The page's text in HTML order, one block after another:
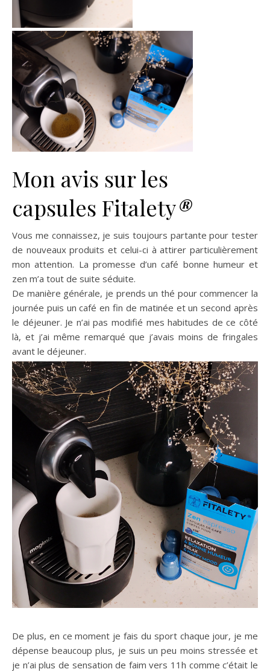
Mon avis sur les
capsules Fitalety®
Vous me connaissez, je suis toujours partante pour tester
de nouveaux produits et celui-ci à attirer particulièrement
mon attention. La promesse d’un café bonne humeur et
zen m’a tout de suite séduite.
De manière générale, je prends un thé pour commencer la
journée puis un café en fin de matinée et un second après
le déjeuner. Je n’ai pas modifié mes habitudes de ce côté
là, et j’ai même remarqué que j’avais moins de fringales
avant le déjeuner.
De plus, en ce moment je fais du sport chaque jour, je me
dépense beaucoup plus, je suis un peu moins stressée et
je n’ai plus de sensation de faim vers 11h comme c’était le